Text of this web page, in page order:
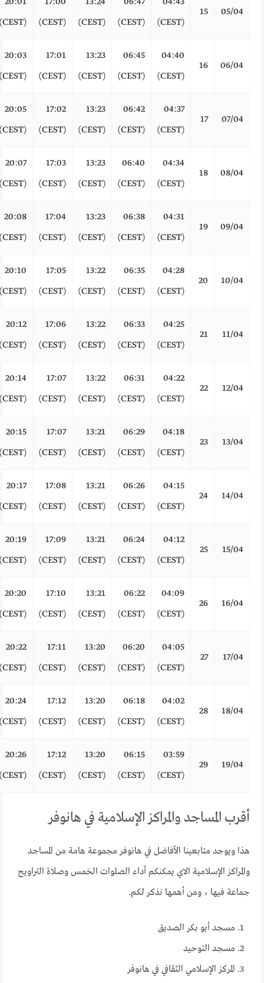
05/04
15
(CEST)
(CEST)
(CEST)
(CEST)
(CEST)
06/04
16
04:40
(CEST)
06:45
(CEST)
13:23
(CEST)
17:01
(CEST)
20:03
(CEST)
07/04
17
04:37
(CEST)
06:42
(CEST)
13:23
(CEST)
17:02
(CEST)
20:05
(CEST)
08/04
18
04:34
(CEST)
06:40
(CEST)
13:23
(CEST)
17:03
(CEST)
20:07
(CEST)
09/04
19
04:31
(CEST)
06:38
(CEST)
13:23
(CEST)
17:04
(CEST)
20:08
(CEST)
10/04
20
04:28
(CEST)
06:35
(CEST)
13:22
(CEST)
17:05
(CEST)
20:10
(CEST)
11/04
21
04:25
(CEST)
06:33
(CEST)
13:22
(CEST)
17:06
(CEST)
20:12
(CEST)
12/04
22
04:22
(CEST)
06:31
(CEST)
13:22
(CEST)
17:07
(CEST)
20:14
(CEST)
13/04
23
04:18
(CEST)
06:29
(CEST)
13:21
(CEST)
17:07
(CEST)
20:15
(CEST)
14/04
24
04:15
(CEST)
06:26
(CEST)
13:21
(CEST)
17:08
(CEST)
20:17
(CEST)
15/04
25
04:12
(CEST)
06:24
(CEST)
13:21
(CEST)
17:09
(CEST)
20:19
(CEST)
16/04
26
04:09
(CEST)
06:22
(CEST)
13:21
(CEST)
17:10
(CEST)
20:20
(CEST)
17/04
27
04:05
(CEST)
06:20
(CEST)
13:20
(CEST)
17:11
(CEST)
20:22
(CEST)
18/04
28
04:02
(CEST)
06:18
(CEST)
13:20
(CEST)
17:12
(CEST)
20:24
(CEST)
19/04
29
03:59
(CEST)
06:15
(CEST)
13:20
(CEST)
17:12
(CEST)
20:26
(CEST)
أقرب المساجد والمراكز الإسلامية في هانوفر
هذا ويوجد متابعينا الأفاضل في هانوفر مجموعة هامة من المساجد
والمراكز الإسلامية الاي يمكنكم أداء الصلوات الخمس وصلاة التراويح
جماعة فيها ، ومن أهمها نذكر لكم.
مسجد أبو بكر الصديق
مسجد التوحيد
المركز الإسلامي الثقافي في هانوفر